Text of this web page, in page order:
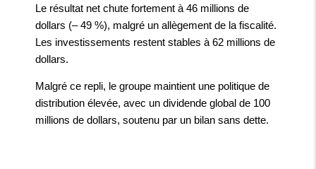
Le résultat net chute fortement à 46 millions de
dollars (– 49 %), malgré un allègement de la fiscalité.
Les investissements restent stables à 62 millions de
dollars.
Malgré ce repli, le groupe maintient une politique de
distribution élevée, avec un dividende global de 100
millions de dollars, soutenu par un bilan sans dette.